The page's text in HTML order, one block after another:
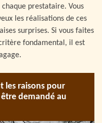
prestataire. Vous
les réalisations de ces
surprises. Si vous faites
fondamental, il est
les raisons pour
demandé au